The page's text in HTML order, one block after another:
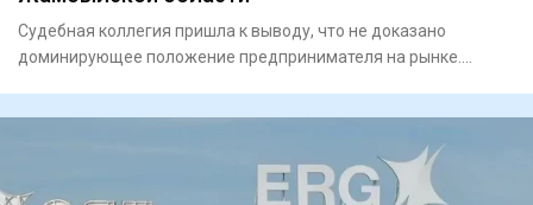
Судебная коллегия пришла к выводу, что не доказано
доминирующее положение предпринимателя на рынке.